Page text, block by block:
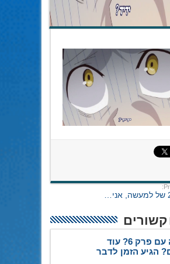
קשורים
תהית מה עם פרק 6? עוד
הגיע הזמן לדבר